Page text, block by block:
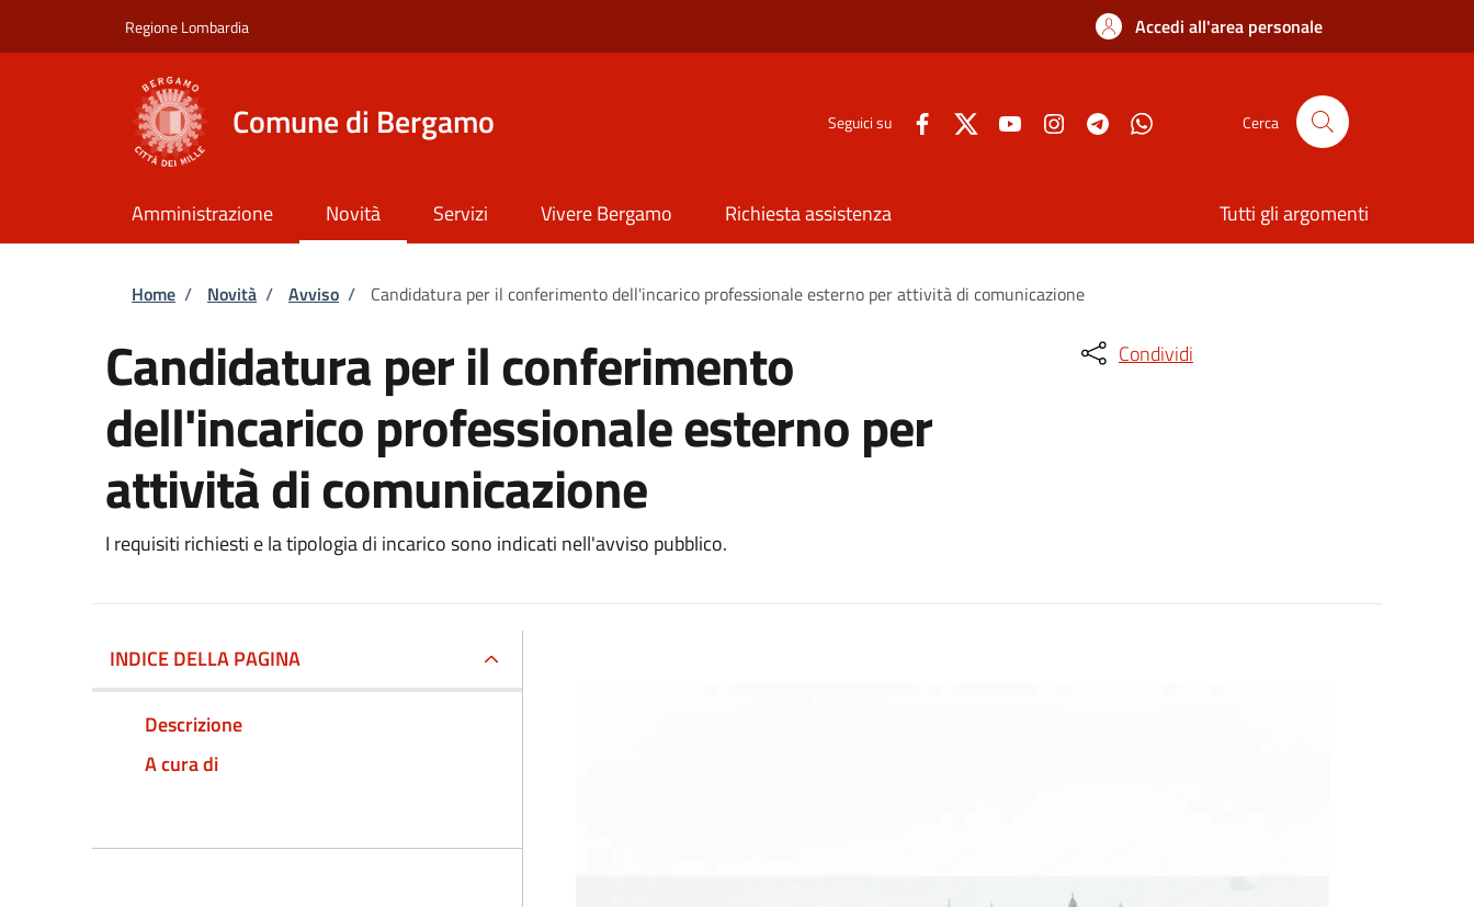
Regione Lombardia Accedi all'area personale
Comune di Bergamo Seguici su Cerca
Amministrazione Novità Servizi Vivere Bergamo Richiesta assistenza Tutti gli argomenti
Briciole di pane
Home / Novità / Avviso / Candidatura per il conferimento dell'incarico professionale esterno per attività di comunicazione
Candidatura per il conferimento
dell'incarico professionale esterno per
attività di comunicazione
I requisiti richiesti e la tipologia di incarico sono indicati nell'avviso pubblico.
Condividi
INDICE DELLA PAGINA
Descrizione
A cura di